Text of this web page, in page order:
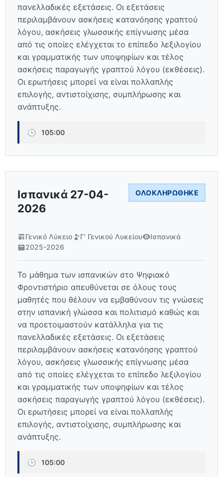
πανελλαδικές εξετάσεις. Οι εξετάσεις
περιλαμβάνουν ασκήσεις κατανόησης γραπτού
λόγου, ασκήσεις γλωσσικής επίγνωσης μέσα
από τις οποίες ελέγχεται το επίπεδο λεξιλογίου
και γραμματικής των υποψηφίων και τέλος
ασκήσεις παραγωγής γραπτού λόγου (εκθέσεις).
Οι ερωτήσεις μπορεί να είναι πολλαπλής
επιλογής, αντιστοίχισης, συμπλήρωσης και
ανάπτυξης.
🕒 105:00
Ισπανικά 27-04-
2026
ΟΛΟΚΛΗΡΏΘΗΚΕ
Γενικό Λύκειο Γ' Γενικού Λυκείου
Ισπανικά
2025-2026
Το μάθημα των ισπανικών στο Ψηφιακό
Φροντιστήριο απευθύνεται σε όλους τους
μαθητές που θέλουν να εμβαθύνουν τις γνώσεις
στην ισπανική γλώσσα και πολιτισμό καθώς και
να προετοιμαστούν κατάλληλα για τις
πανελλαδικές εξετάσεις. Οι εξετάσεις
περιλαμβάνουν ασκήσεις κατανόησης γραπτού
λόγου, ασκήσεις γλωσσικής επίγνωσης μέσα
από τις οποίες ελέγχεται το επίπεδο λεξιλογίου
και γραμματικής των υποψηφίων και τέλος
ασκήσεις παραγωγής γραπτού λόγου (εκθέσεις).
Οι ερωτήσεις μπορεί να είναι πολλαπλής
επιλογής, αντιστοίχισης, συμπλήρωσης και
ανάπτυξης.
🕒 105:00